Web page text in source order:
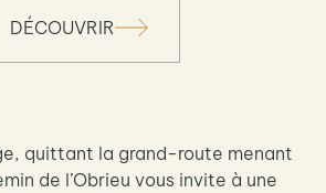
DÉCOUVRIR
quittant la grand-route menant
de l’Obrieu vous invite à une